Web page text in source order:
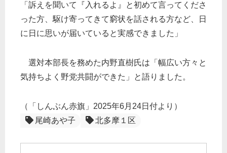
「訴えを聞いて『入れるよ』と初めて言ってくださ
った方、駆け寄ってきて窮状を話される方など、日
に日に思いが届いていると実感できました」
選対本部長を務めた内野直樹氏は「幅広い方々と
気持ちよく野党共闘ができた」と語りました。
（「しんぶん赤旗」2025年6月24日付より）
尾崎あや子
北多摩１区